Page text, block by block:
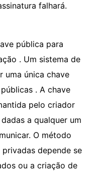
falhará.
pública para
. Um sistema de
uma única chave
. A chave
pelo criador
a qualquer um
O método
depende se
ou a criação de